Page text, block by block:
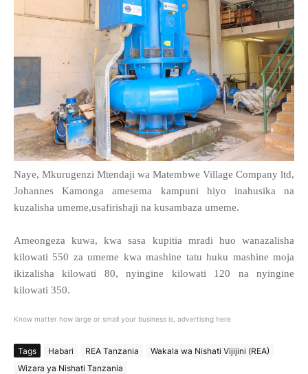
Naye, Mkurugenzi Mtendaji wa Matembwe Village Company ltd,
Johannes Kamonga amesema kampuni hiyo inahusika na
kuzalisha umeme,usafirishaji na kusambaza umeme.
Ameongeza kuwa, kwa sasa kupitia mradi huo wanazalisha
kilowati 550 za umeme kwa mashine tatu huku mashine moja
ikizalisha kilowati 80, nyingine kilowati 120 na nyingine
kilowati 350.
Know matter how large or small your business is, advertising here
Tags Habari REA Tanzania
Wakala wa Nishati Vijijini (REA)
Wizara ya Nishati Tanzania